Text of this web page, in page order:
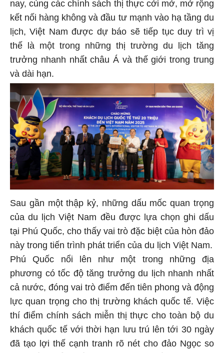
nay, cùng các chính sách thị thực cởi mở, mở rộng
kết nối hàng không và đầu tư mạnh vào hạ tầng du
lịch, Việt Nam được dự báo sẽ tiếp tục duy trì vị
thế là một trong những thị trường du lịch tăng
trưởng nhanh nhất châu Á và thế giới trong trung
và dài hạn.
Sau gần một thập kỷ, những dấu mốc quan trọng
của du lịch Việt Nam đều được lựa chọn ghi dấu
tại Phú Quốc, cho thấy vai trò đặc biệt của hòn đảo
này trong tiến trình phát triển của du lịch Việt Nam.
Phú Quốc nổi lên như một trong những địa
phương có tốc độ tăng trưởng du lịch nhanh nhất
cả nước, đóng vai trò điểm đến tiên phong và động
lực quan trọng cho thị trường khách quốc tế. Việc
thí điểm chính sách miễn thị thực cho toàn bộ du
khách quốc tế với thời hạn lưu trú lên tới 30 ngày
đã tạo lợi thế cạnh tranh rõ nét cho đảo Ngọc so